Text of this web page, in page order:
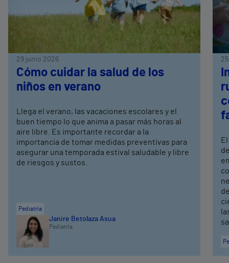
29 junio 2026
Cómo cuidar la salud de los
niños en verano
Llega el verano, las vacaciones escolares y el
buen tiempo lo que anima a pasar más horas al
aire libre. Es importante recordar a la
importancia de tomar medidas preventivas para
asegurar una temporada estival saludable y libre
de riesgos y sustos.
Pediatría
Janire Betolaza Asua
Pediatría